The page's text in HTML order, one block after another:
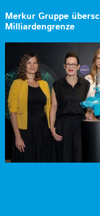
Merkur Gruppe
Milliardengrenze